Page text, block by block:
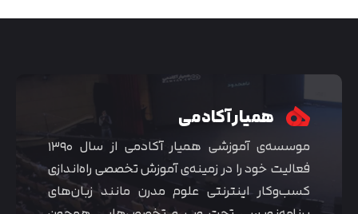
همیار آکادمی
موسسه‌ی آموزشی همیار آکادمی از سال ۱۳۹۰
فعالیت خود را در زمینه‌ی آموزش تخصصی راه‌اندازی
کسب‌و‌کار اینترنتی علوم مدرن مانند زبان‌های